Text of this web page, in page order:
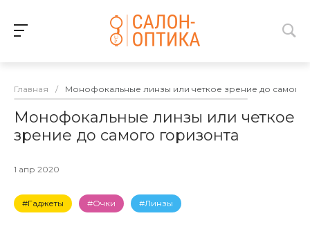
Главная / Монофокальные линзы или четкое зрение до самого
Монофокальные линзы или четкое
зрение до самого горизонта
1 апр 2020
#Гаджеты #Очки #Линзы